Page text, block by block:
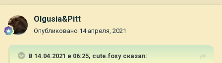
забивается туда с прижатыми ушами.
Я совсем в недоумении, помогите, пожалуйста, разобраться.
И заранее всем спасибо!
Olgusia&Pitt
Опубликовано 14 апреля, 2021
В 14.04.2021 в 06:25, cute.foxy сказал: